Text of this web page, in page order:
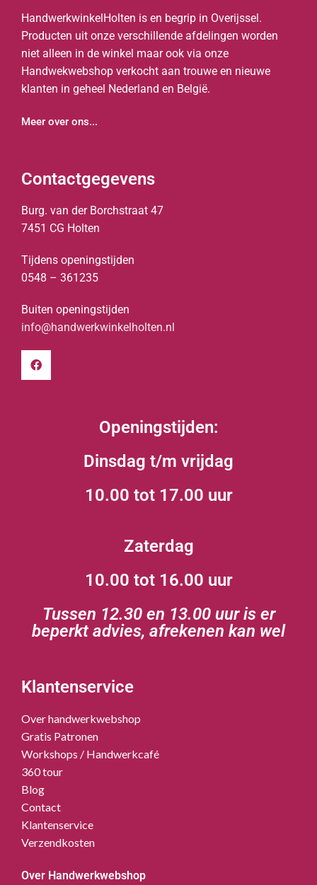
HandwerkwinkelHolten is en begrip in Overijssel.
Producten uit onze verschillende afdelingen worden
niet alleen in de winkel maar ook via onze
Handwekwebshop verkocht aan trouwe en nieuwe
klanten in geheel Nederland en België.
Meer over ons...
Contactgegevens
Burg. van der Borchstraat 47
7451 CG Holten
Tijdens openingstijden
0548 – 361235
Buiten openingstijden
info@handwerkwinkelholten.nl
Openingstijden:
Dinsdag t/m vrijdag
10.00 tot 17.00 uur
Zaterdag
10.00 tot 16.00 uur
Tussen 12.30 en 13.00 uur is er
beperkt advies, afrekenen kan wel
Klantenservice
Over handwerkwebshop
Gratis Patronen
Workshops / Handwerkcafé
360 tour
Blog
Contact
Klantenservice
Verzendkosten
Over Handwerkwebshop